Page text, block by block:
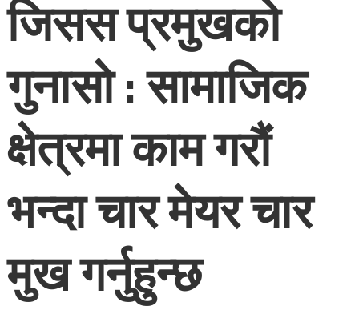
जिसस प्रमुखको
गुनासो : सामाजिक
क्षेत्रमा काम गरौं
भन्दा चार मेयर चार
मुख गर्नुहुन्छ